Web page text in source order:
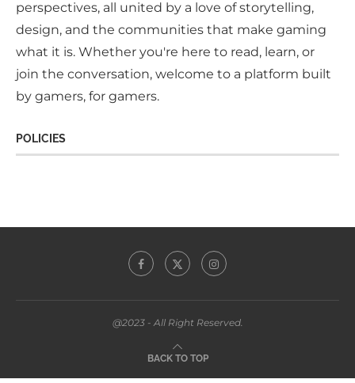
entertainment, but as a powerful cultural force.
Our team brings together diverse voices and
perspectives, all united by a love of storytelling,
design, and the communities that make gaming
what it is. Whether you're here to read, learn, or
by gamers, for gamers.
@2023 - All Right Reserved.